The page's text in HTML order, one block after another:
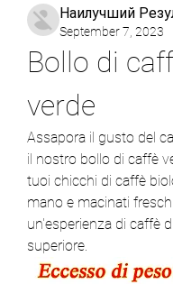
Наилучший
September 7, 2023
Bollo di
verde
Assapora il gusto del
il nostro bollo di caffè
tuoi chicchi di caffè
mano e macinati
un'esperienza di caffè
superiore.